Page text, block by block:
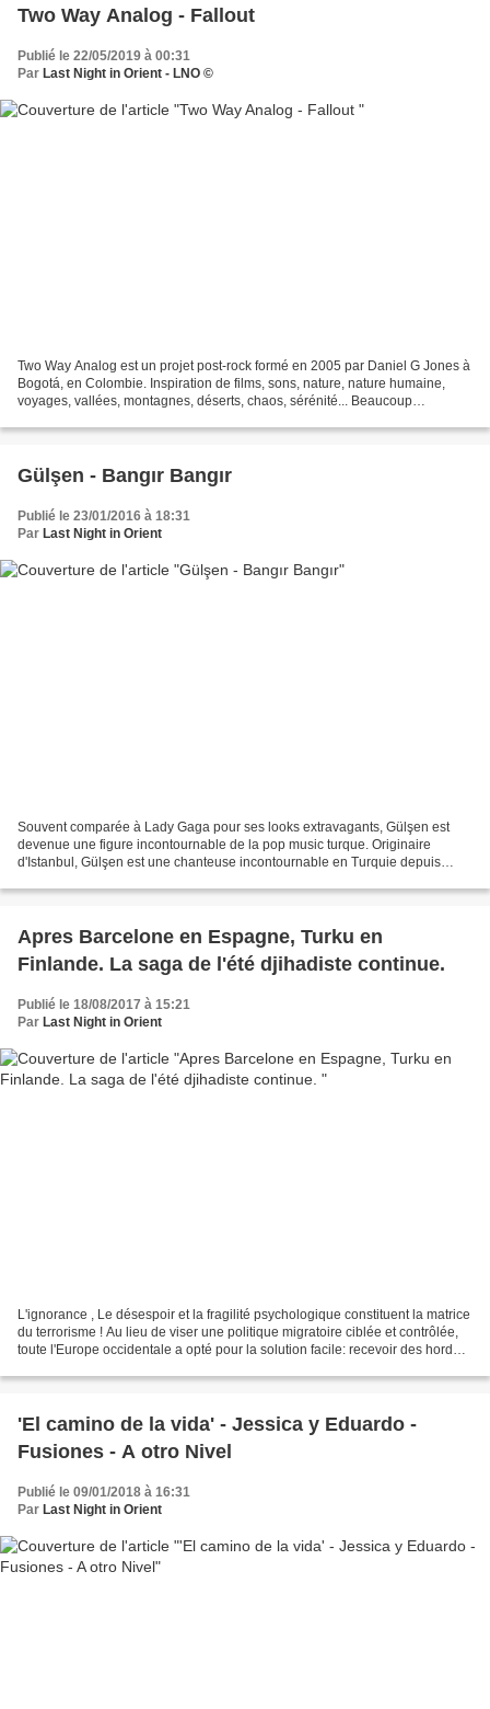
Two Way Analog - Fallout
Publié le 22/05/2019 à 00:31
Par Last Night in Orient - LNO ©
Two Way Analog est un projet post-rock formé en 2005 par Daniel G Jones à
Bogotá, en Colombie. Inspiration de films, sons, nature, nature humaine,
voyages, vallées, montagnes, déserts, chaos, sérénité... Beaucoup
Gülşen - Bangır Bangır
Publié le 23/01/2016 à 18:31
Par Last Night in Orient
Souvent comparée à Lady Gaga pour ses looks extravagants, Gülşen est
devenue une figure incontournable de la pop music turque. Originaire
d'Istanbul, Gülşen est une chanteuse incontournable en Turquie depuis
Apres Barcelone en Espagne, Turku en
Finlande. La saga de l'été djihadiste continue.
Publié le 18/08/2017 à 15:21
Par Last Night in Orient
L'ignorance , Le désespoir et la fragilité psychologique constituent la matrice
du terrorisme ! Au lieu de viser une politique migratoire ciblée et contrôlée,
toute l'Europe occidentale a opté pour la solution facile: recevoir des hordes
'El camino de la vida' - Jessica y Eduardo -
Fusiones - A otro Nivel
Publié le 09/01/2018 à 16:31
Par Last Night in Orient